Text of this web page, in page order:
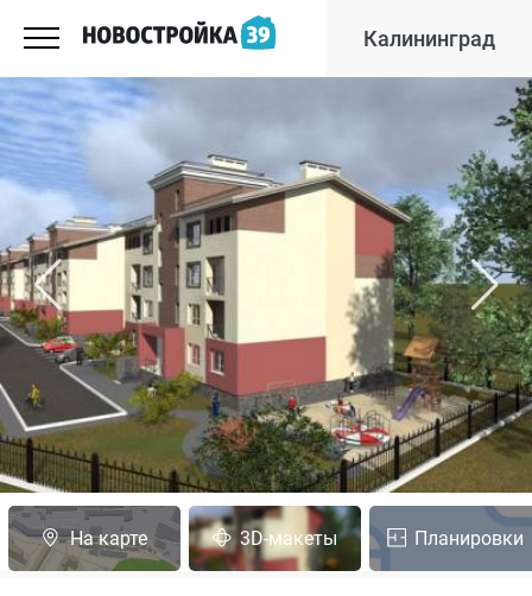
Калининград
На карте 3D-макеты Планировки